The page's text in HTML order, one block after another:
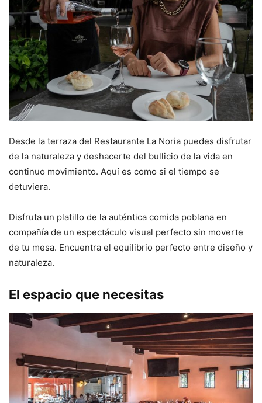
Desde la terraza del Restaurante La Noria puedes disfrutar
de la naturaleza y deshacerte del bullicio de la vida en
continuo movimiento. Aquí es como si el tiempo se
detuviera.
Disfruta un platillo de la auténtica comida poblana en
compañía de un espectáculo visual perfecto sin moverte
de tu mesa. Encuentra el equilibrio perfecto entre diseño y
naturaleza.
El espacio que necesitas